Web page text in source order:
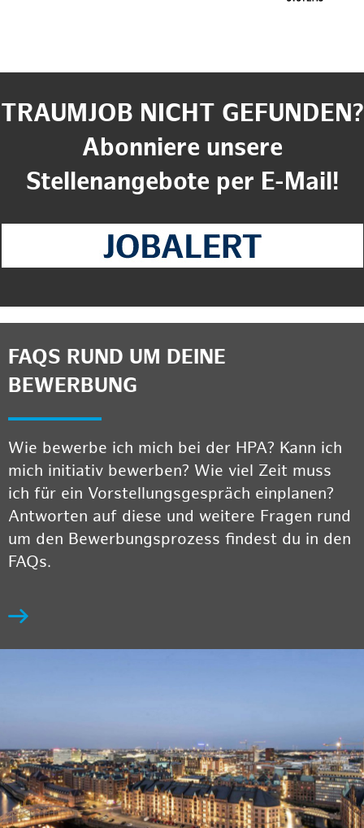
TRAUMJOB NICHT GEFUNDEN?
Abonniere unsere
Stellenangebote per E-Mail!
FAQS RUND UM DEINE
BEWERBUNG
Wie bewerbe ich mich bei der HPA? Kann ich
mich initiativ bewerben? Wie viel Zeit muss
ich für ein Vorstellungsgespräch einplanen?
Antworten auf diese und weitere Fragen rund
um den Bewerbungsprozess findest du in den
FAQs.